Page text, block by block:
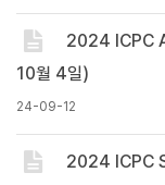
2024 ICPC
10월 4일)
24-09-12
2024 ICPC